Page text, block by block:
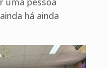
há ainda